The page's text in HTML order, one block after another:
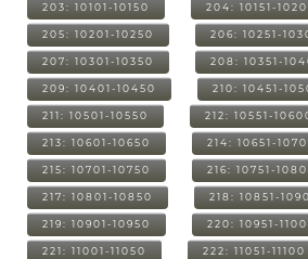
203: 10101-10150 204: 10151-
205: 10201-10250 206: 10251-
207: 10301-10350 208: 10351-
209: 10401-10450 210: 10451-
211: 10501-10550 212: 10551-
213: 10601-10650 214: 10651-
215: 10701-10750 216: 10751-
217: 10801-10850 218: 10851-
219: 10901-10950 220: 10951-
221: 11001-11050 222: 11051-11100